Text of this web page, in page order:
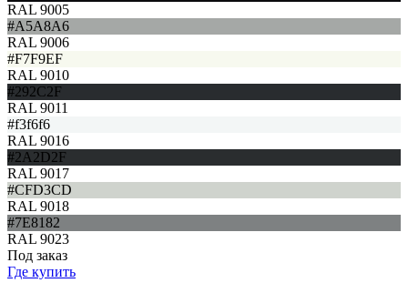
RAL 9005
#A5A8A6
RAL 9006
#F7F9EF
RAL 9010
#292C2F
RAL 9011
#f3f6f6
RAL 9016
#2A2D2F
RAL 9017
#CFD3CD
RAL 9018
#7E8182
RAL 9023
Под заказ
Где купить